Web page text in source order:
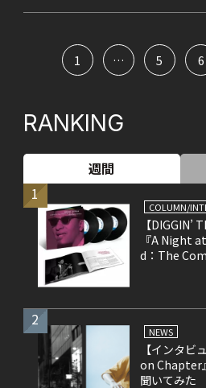
1 … 5 6
RANKING
週間
1
COLUMN/
【DIGGIN’
『A Night
d：The
2
NEWS
【インタビ
on Chapter
聞いてみた